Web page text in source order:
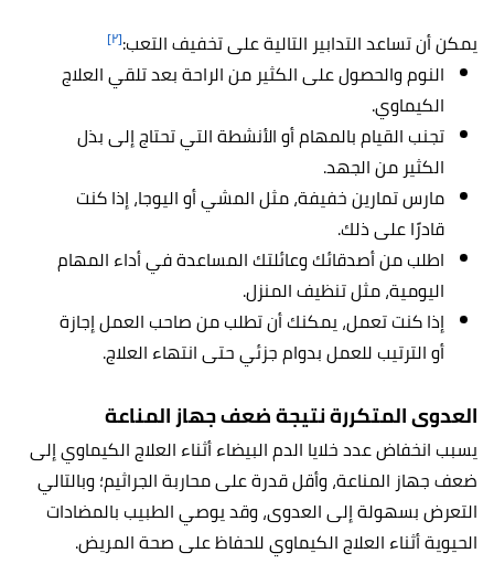
يمكن أن تساعد التدابير التالية على تخفيف التعب:[٢]
النوم والحصول على الكثير من الراحة بعد تلقي العلاج
الكيماوي.
تجنب القيام بالمهام أو الأنشطة التي تحتاج إلى بذل
الكثير من الجهد.
مارس تمارين خفيفة، مثل المشي أو اليوجا، إذا كنت
قادرًا على ذلك.
اطلب من أصدقائك وعائلتك المساعدة في أداء المهام
اليومية، مثل تنظيف المنزل.
إذا كنت تعمل، يمكنك أن تطلب من صاحب العمل إجازة
أو الترتيب للعمل بدوام جزئي حتى انتهاء العلاج.
العدوى المتكررة نتيجة ضعف جهاز المناعة
يسبب انخفاض عدد خلايا الدم البيضاء أثناء العلاج الكيماوي إلى
ضعف جهاز المناعة، وأقل قدرة على محاربة الجراثيم؛ وبالتالي
التعرض بسهولة إلى العدوى، وقد يوصي الطبيب بالمضادات
الحيوية أثناء العلاج الكيماوي للحفاظ على صحة المريض.